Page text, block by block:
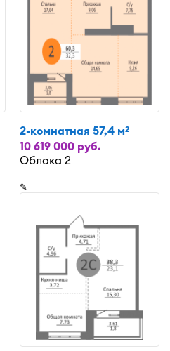
2-комнатная 57,4 м2
10 619 000 руб.
Облака 2
✎